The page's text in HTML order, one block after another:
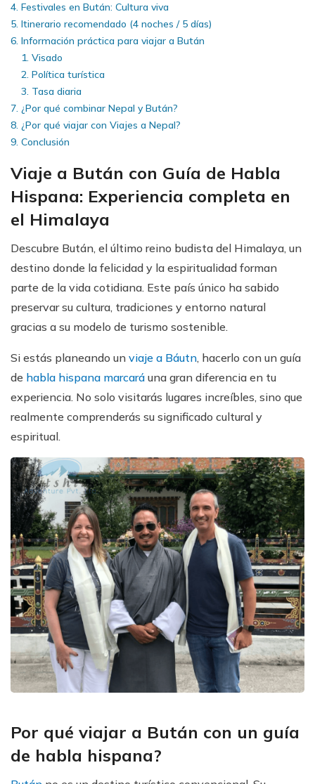
Festivales en Bután: Cultura viva
Itinerario recomendado (4 noches / 5 días)
Información práctica para viajar a Bután
Visado
Política turística
Tasa diaria
¿Por qué combinar Nepal y Bután?
¿Por qué viajar con Viajes a Nepal?
Conclusión
Viaje a Bután con Guía de Habla
Hispana: Experiencia completa en
el Himalaya
Descubre Bután, el último reino budista del Himalaya, un
destino donde la felicidad y la espiritualidad forman
parte de la vida cotidiana. Este país único ha sabido
preservar su cultura, tradiciones y entorno natural
gracias a su modelo de turismo sostenible.
Si estás planeando un viaje a Báutn, hacerlo con un guía
de habla hispana marcará una gran diferencia en tu
experiencia. No solo visitarás lugares increíbles, sino que
realmente comprenderás su significado cultural y
espiritual.
Por qué viajar a Bután con un guía
de habla hispana?